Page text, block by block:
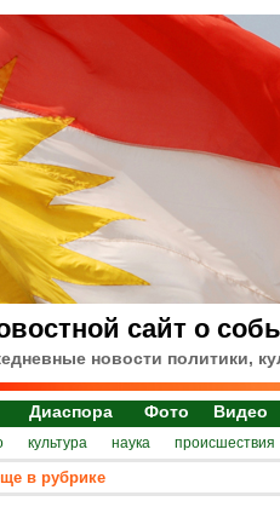
сайт о
новости политики,
Диаспора Фото Видео
культура наука происшествия
в рубрике